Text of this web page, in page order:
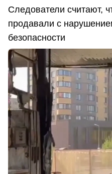
Следователи считают,
продавали с
безопасности